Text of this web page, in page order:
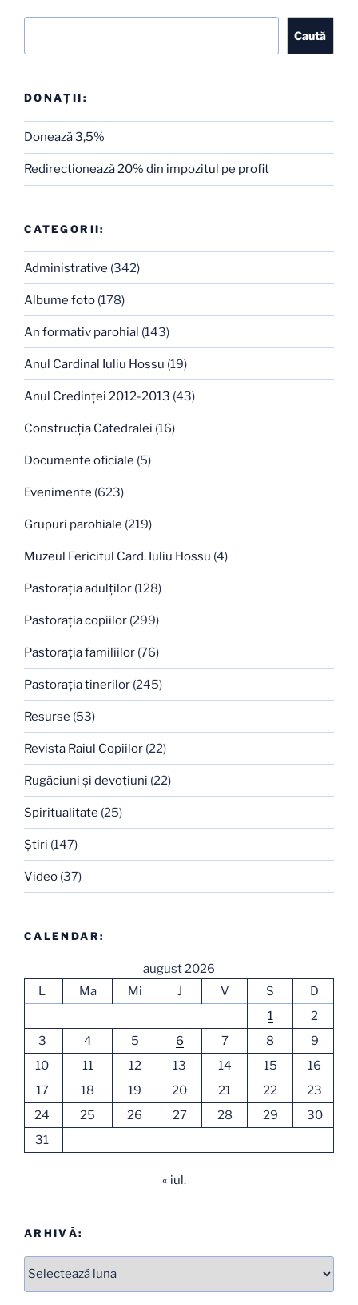
Caută
DONAȚII:
Donează 3,5%
Redirecţionează 20% din impozitul pe profit
CATEGORII:
Administrative (342)
Albume foto (178)
An formativ parohial (143)
Anul Cardinal Iuliu Hossu (19)
Anul Credinţei 2012-2013 (43)
Construcţia Catedralei (16)
Documente oficiale (5)
Evenimente (623)
Grupuri parohiale (219)
Muzeul Fericitul Card. Iuliu Hossu (4)
Pastoraţia adulţilor (128)
Pastoraţia copiilor (299)
Pastoraţia familiilor (76)
Pastoraţia tinerilor (245)
Resurse (53)
Revista Raiul Copiilor (22)
Rugăciuni şi devoţiuni (22)
Spiritualitate (25)
Ştiri (147)
Video (37)
CALENDAR:
august 2026
L
Ma Mi J V S
D
1
2
3
4 5 6 7 8
9
10
11 12 13 14 15
16
17
18 19 20 21 22
23
24
25 26 27 28 29
30
31
« iul.
ARHIVĂ:
Arhive